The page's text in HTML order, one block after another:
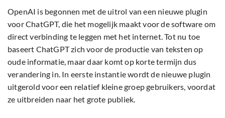
OpenAI is begonnen met de uitrol van een nieuwe plugin
voor ChatGPT, die het mogelijk maakt voor de software om
direct verbinding te leggen met het internet. Tot nu toe
baseert ChatGPT zich voor de productie van teksten op
oude informatie, maar daar komt op korte termijn dus
verandering in. In eerste instantie wordt de nieuwe plugin
uitgerold voor een relatief kleine groep gebruikers, voordat
ze uitbreiden naar het grote publiek.